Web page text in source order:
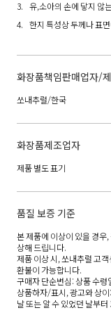
유,소아의 손에 닿지 않
한지 특성상 두께나 표
화장품책임판매업자/
쏘내추럴/한국
화장품제조업자
제품 별도 표기
품질 보증 기준
본 제품에 이상이 있을 경
상해 드립니다.
제품 이상 시, 쏘내추럴 고
환불이 가능합니다.
구매자 단순변심: 상품 수령
상품하자/표시, 광고와 상이
날 또는 알 수 있었던 날부